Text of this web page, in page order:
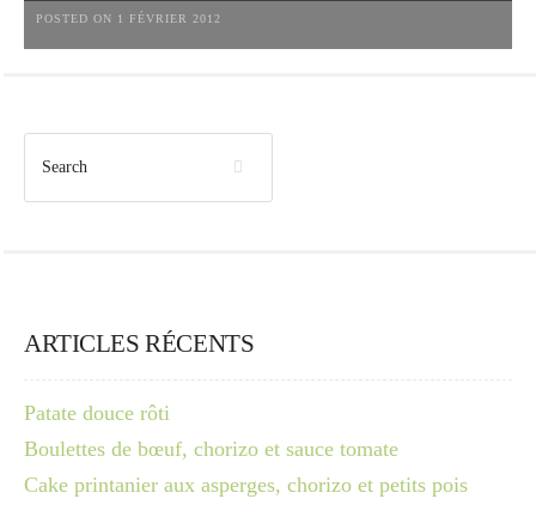
POSTED ON 1 FÉVRIER 2012
ARTICLES RÉCENTS
Patate douce rôti
Boulettes de bœuf, chorizo et sauce tomate
Cake printanier aux asperges, chorizo et petits pois